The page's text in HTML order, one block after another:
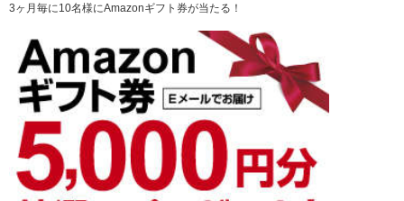
3ヶ月毎に10名様にAmazonギフト券が当たる！